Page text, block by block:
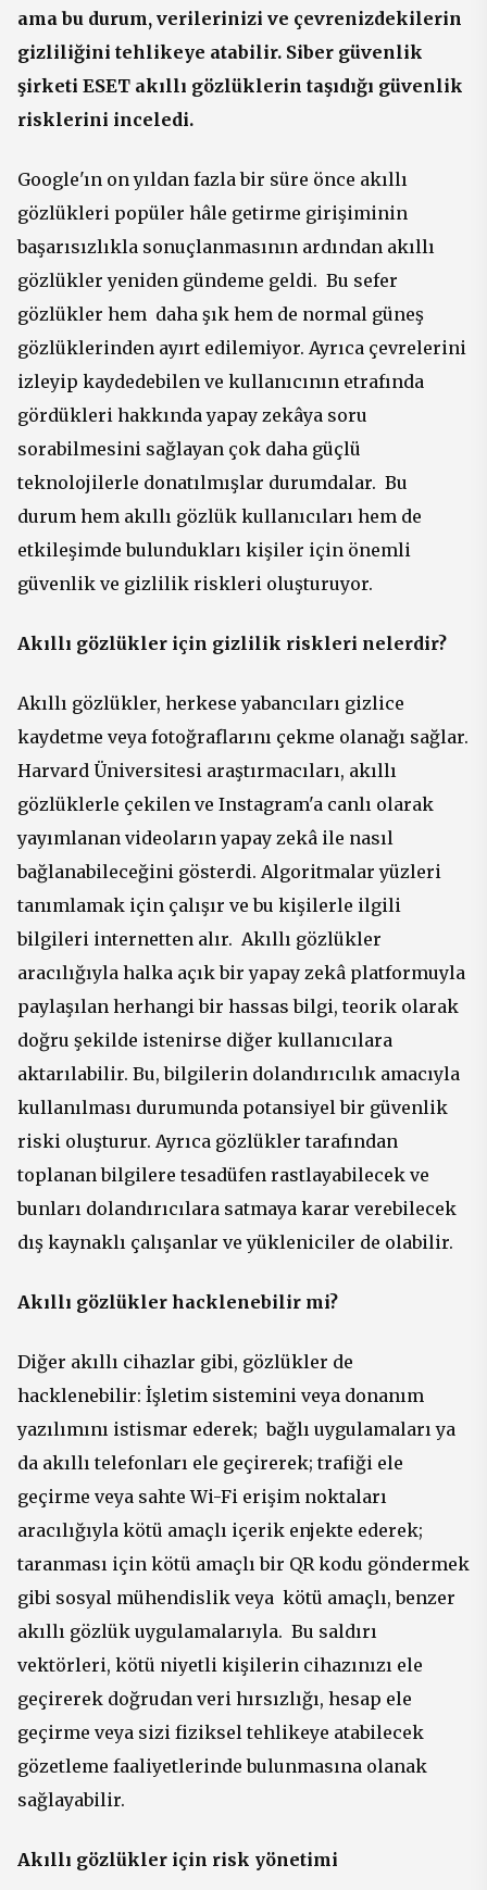
ama bu durum, verilerinizi ve çevrenizdekilerin
gizliliğini tehlikeye atabilir. Siber güvenlik
şirketi ESET akıllı gözlüklerin taşıdığı güvenlik
risklerini inceledi.
Google'ın on yıldan fazla bir süre önce akıllı
gözlükleri popüler hâle getirme girişiminin
başarısızlıkla sonuçlanmasının ardından akıllı
gözlükler yeniden gündeme geldi. Bu sefer
gözlükler hem daha şık hem de normal güneş
gözlüklerinden ayırt edilemiyor. Ayrıca çevrelerini
izleyip kaydedebilen ve kullanıcının etrafında
gördükleri hakkında yapay zekâya soru
sorabilmesini sağlayan çok daha güçlü
teknolojilerle donatılmışlar durumdalar. Bu
durum hem akıllı gözlük kullanıcıları hem de
etkileşimde bulundukları kişiler için önemli
güvenlik ve gizlilik riskleri oluşturuyor.
Akıllı gözlükler için gizlilik riskleri nelerdir?
Akıllı gözlükler, herkese yabancıları gizlice
kaydetme veya fotoğraflarını çekme olanağı sağlar.
Harvard Üniversitesi araştırmacıları, akıllı
gözlüklerle çekilen ve Instagram'a canlı olarak
yayımlanan videoların yapay zekâ ile nasıl
bağlanabileceğini gösterdi. Algoritmalar yüzleri
tanımlamak için çalışır ve bu kişilerle ilgili
bilgileri internetten alır. Akıllı gözlükler
aracılığıyla halka açık bir yapay zekâ platformuyla
paylaşılan herhangi bir hassas bilgi, teorik olarak
doğru şekilde istenirse diğer kullanıcılara
aktarılabilir. Bu, bilgilerin dolandırıcılık amacıyla
kullanılması durumunda potansiyel bir güvenlik
riski oluşturur. Ayrıca gözlükler tarafından
toplanan bilgilere tesadüfen rastlayabilecek ve
bunları dolandırıcılara satmaya karar verebilecek
dış kaynaklı çalışanlar ve yükleniciler de olabilir.
Akıllı gözlükler hacklenebilir mi?
Diğer akıllı cihazlar gibi, gözlükler de
hacklenebilir: İşletim sistemini veya donanım
yazılımını istismar ederek; bağlı uygulamaları ya
da akıllı telefonları ele geçirerek; trafiği ele
geçirme veya sahte Wi-Fi erişim noktaları
aracılığıyla kötü amaçlı içerik enjekte ederek;
taranması için kötü amaçlı bir QR kodu göndermek
gibi sosyal mühendislik veya kötü amaçlı, benzer
akıllı gözlük uygulamalarıyla. Bu saldırı
vektörleri, kötü niyetli kişilerin cihazınızı ele
geçirerek doğrudan veri hırsızlığı, hesap ele
geçirme veya sizi fiziksel tehlikeye atabilecek
gözetleme faaliyetlerinde bulunmasına olanak
sağlayabilir.
Akıllı gözlükler için risk yönetimi